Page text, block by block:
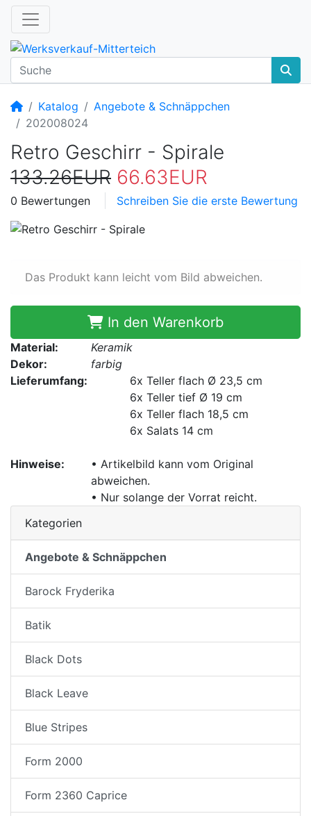
Startseite
Katalog
Angebote & Schnäppchen
202008024
Retro Geschirr - Spirale
133.26EUR 66.63EUR
0 Bewertungen Schreiben Sie die erste Bewertung
Das Produkt kann leicht vom Bild abweichen.
In den Warenkorb
Material:
Keramik
Dekor:
farbig
Lieferumfang:
6x Teller flach Ø 23,5 cm
6x Teller tief Ø 19 cm
6x Teller flach 18,5 cm
6x Salats 14 cm
Hinweise:
• Artikelbild kann vom Original
abweichen.
• Nur solange der Vorrat reicht.
Kategorien
Angebote & Schnäppchen
Barock Fryderika
Batik
Black Dots
Black Leave
Blue Stripes
Form 2000
Form 2360 Caprice